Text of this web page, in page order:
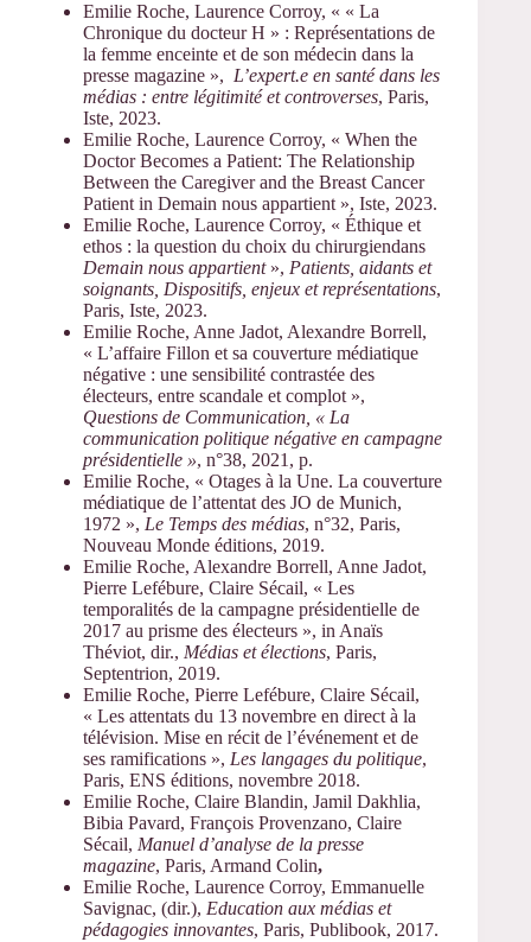
Emilie Roche, Laurence Corroy, « « La
Chronique du docteur H » : Représentations de
la femme enceinte et de son médecin dans la
presse magazine », L’expert.e en santé dans les
médias : entre légitimité et controverses, Paris,
Iste, 2023.
Emilie Roche, Laurence Corroy, « When the
Doctor Becomes a Patient: The Relationship
Between the Caregiver and the Breast Cancer
Patient in Demain nous appartient », Iste, 2023.
Emilie Roche, Laurence Corroy, « Éthique et
ethos : la question du choix du chirurgiendans
Demain nous appartient», Patients, aidants et
soignants, Dispositifs, enjeux et représentations,
Paris, Iste, 2023.
Emilie Roche, Anne Jadot, Alexandre Borrell,
« L’affaire Fillon et sa couverture médiatique
négative : une sensibilité contrastée des
électeurs, entre scandale et complot »,
Questions de Communication, « La
communication politique négative en campagne
présidentielle », n°38, 2021, p.
Emilie Roche, « Otages à la Une. La couverture
médiatique de l’attentat des JO de Munich,
1972 », Le Temps des médias, n°32, Paris,
Nouveau Monde éditions, 2019.
Emilie Roche, Alexandre Borrell, Anne Jadot,
Pierre Lefébure, Claire Sécail, « Les
temporalités de la campagne présidentielle de
2017 au prisme des électeurs », in Anaïs
Théviot, dir., Médias et élections, Paris,
Septentrion, 2019.
Emilie Roche, Pierre Lefébure, Claire Sécail,
« Les attentats du 13 novembre en direct à la
télévision. Mise en récit de l’événement et de
ses ramifications », Les langages du politique,
Paris, ENS éditions, novembre 2018.
Emilie Roche, Claire Blandin, Jamil Dakhlia,
Bibia Pavard, François Provenzano, Claire
Sécail, Manuel d’analyse de la presse
magazine, Paris, Armand Colin,
Emilie Roche, Laurence Corroy, Emmanuelle
Savignac, (dir.), Education aux médias et
pédagogies innovantes, Paris, Publibook, 2017.